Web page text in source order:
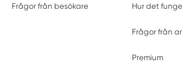
Frågor från besökare Hur det
Frågor från
Premium